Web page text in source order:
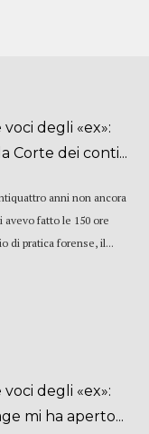
degli «ex»:
Corte dei conti...
anni non ancora
fatto le 150 ore
di pratica forense, il...
degli «ex»:
mi ha aperto...